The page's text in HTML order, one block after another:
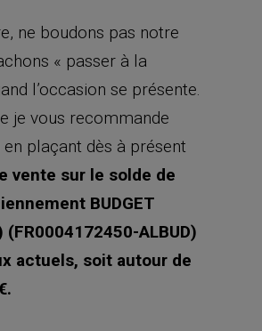
ne boudons pas notre
« passer à la
l’occasion se présente.
je vous recommande
en plaçant dès à présent
vente sur le solde de
BUDGET
(FR0004172450-ALBUD)
actuels, soit autour de